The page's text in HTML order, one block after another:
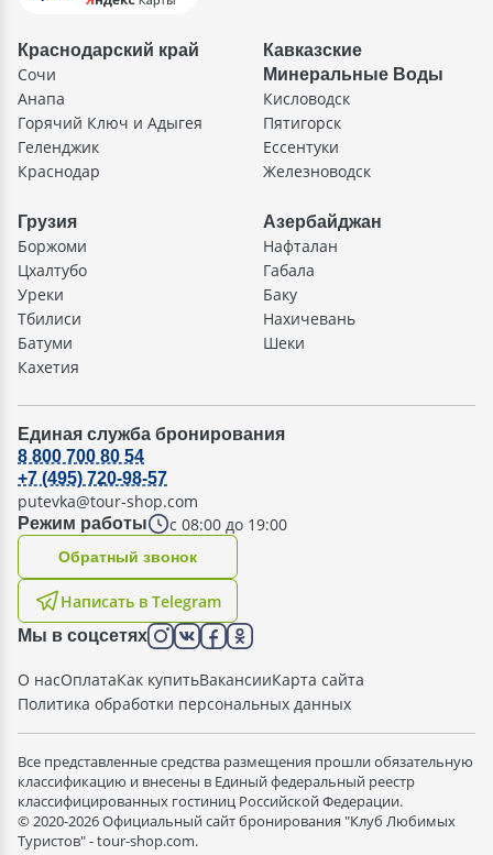
Краснодарский край
Сочи
Анапа
Горячий Ключ и Адыгея
Геленджик
Краснодар
Кавказские
Минеральные Воды
Кисловодск
Пятигорск
Ессентуки
Железноводск
Грузия
Боржоми
Цхалтубо
Уреки
Тбилиси
Батуми
Кахетия
Азербайджан
Нафталан
Габала
Баку
Нахичевань
Шеки
Единая служба бронирования
Режим работы с 08:00 до 19:00
8 800 700 80 54
+7 (495) 720-98-57
putevka@tour-shop.com
Написать в Telegram
Oбратный звонок
Мы в соцсетях
О насОплатаКак купитьВакансииКарта сайта
Политика обработки персональных данных
Все представленные средства размещения прошли обязательную
классификацию и внесены в Единый федеральный реестр
классифицированных гостиниц Российской Федерации.
© 2020-2026 Официальный сайт бронирования "Клуб Любимых
Туристов" - tour-shop.com.